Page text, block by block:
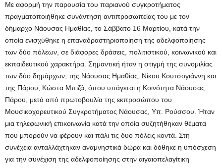
Με αφορμή την παρουσία του παριανού συγκροτήματος
πραγματοποιήθηκε συνάντηση αντιπροσωπείας του με τον
δήμαρχο Νάουσας Ημαθίας, το Σάββατο 16 Μαρτίου, κατά την
οποία ενισχύθηκε η επαναδραστηριοποίηση της αδελφοποίησης
των δύο πόλεων, σε διάφορες δράσεις, πολιτιστικού, κοινωνικού και
εκπαιδευτικού χαρακτήρα. Σημαντική ήταν η στιγμή της συνομιλίας
των δύο δημάρχων, της Νάουσας Ημαθίας, Νίκου Κουτσογιάννη και
της Πάρου, Κώστα Μπιζά, όπου υπάγεται η Κοινότητα Νάουσας
Πάρου, μετά από πρωτοβουλία της εκπροσώπου του
Μουσικοχορευτικού Συγκροτήματος Νάουσας, Υπ. Ρούσσου. Ήταν
μια τηλεφωνική επικοινωνία κατά την οποία συζητήθηκαν θέματα
που μπορούν να φέρουν και πάλι τις δυο πόλεις κοντά. Στη
συνέχεια ανταλλάχτηκαν αναμνηστικά δώρα και δόθηκε η υπόσχεση
για την συνέχιση της αδελφοποίησης στην αιγαιοπελαγίτικη